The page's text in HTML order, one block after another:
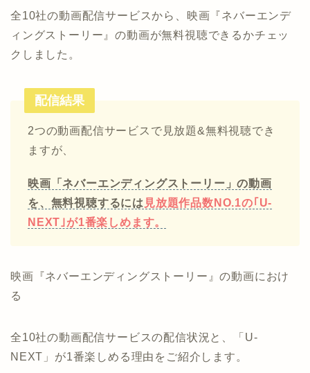
全10社の動画配信サービスから、映画『ネバーエンデ
ィングストーリー』の動画が無料視聴できるかチェッ
クしました。
配信結果
2つの動画配信サービスで見放題&無料視聴でき
ますが、
映画「ネバーエンディングストーリー」の動画
を、無料視聴するには 見放題作品数NO.1の｢U-
NEXT｣が1番楽しめます。
映画『ネバーエンディングストーリー』の動画におけ
る
全10社の動画配信サービスの配信状況と、「U-
NEXT」が1番楽しめる理由をご紹介します。